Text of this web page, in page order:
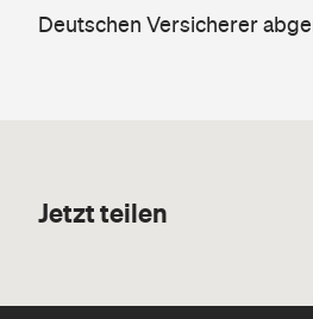
Deutschen Versicherer
Jetzt teilen